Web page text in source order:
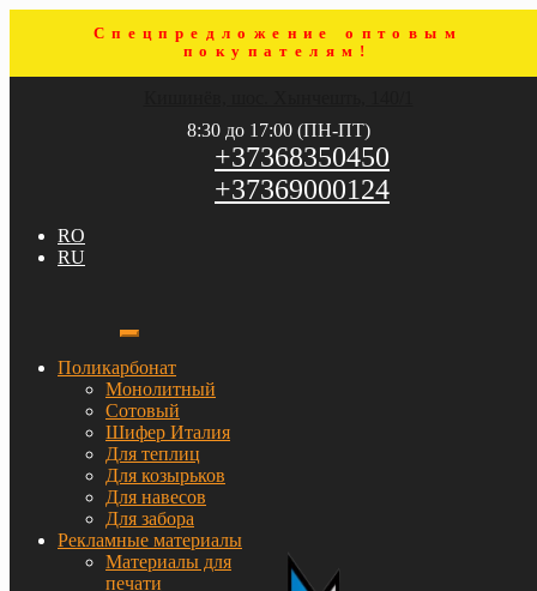
Спецпредложение оптовым
покупателям!
8:30 до 17:00 (ПН-ПТ)
+37368350450
+37369000124
RO
RU
Поликарбонат
Монолитный
Сотовый
Шифер Италия
Для теплиц
Для козырьков
Для навесов
Для забора
Рекламные материалы
Материалы для
печати